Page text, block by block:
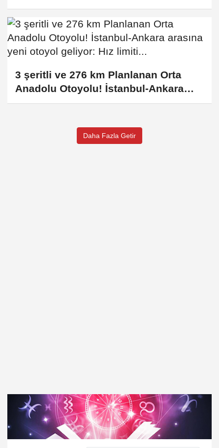
kurulsun
3 şeritli ve 276 km Planlanan Orta
Anadolu Otoyolu! İstanbul-Ankara
arasına yeni otoyol geliyor: Hız
Daha Fazla Getir